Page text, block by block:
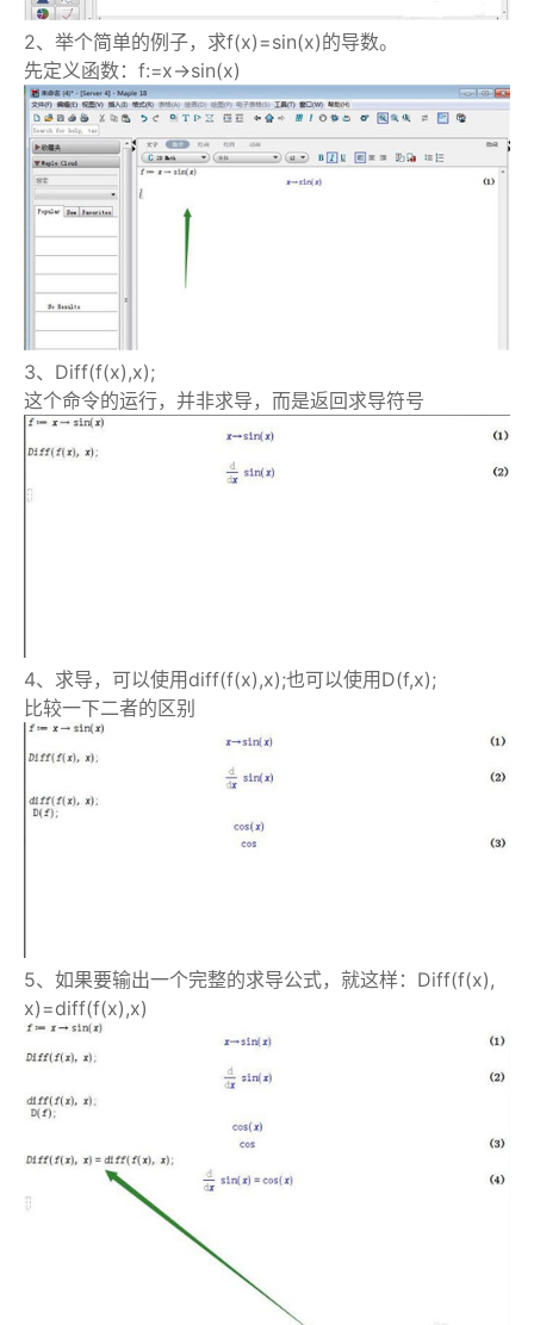
2、举个简单的例子，求f(x)=sin(x)的导数。
先定义函数：f:=x->sin(x)
3、Diff(f(x),x);
这个命令的运行，并非求导，而是返回求导符号
4、求导，可以使用diff(f(x),x);也可以使用D(f,x);
比较一下二者的区别
5、如果要输出一个完整的求导公式，就这样：Diff(f(x),
x)=diff(f(x),x)